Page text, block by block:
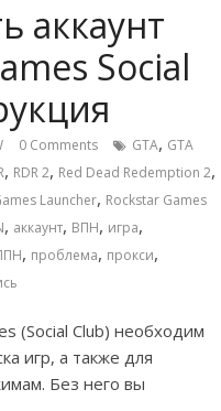
аккаунт
Social
0 Comments GTA, GTA
, RDR 2, Red Dead Redemption 2,
Launcher, Rockstar Games
, аккаунт, ВПН, игра,
, проблема, прокси,
(Social Club) необходим
игр, а также для
Без него вы